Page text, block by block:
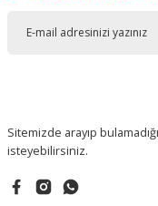
Sitemizde arayıp
isteyebilirsiniz.